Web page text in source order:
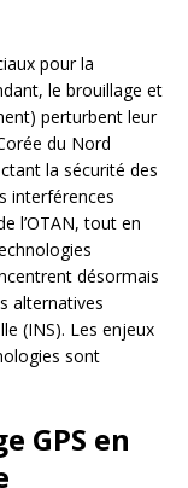
pour la
le brouillage et
perturbent leur
du Nord
la sécurité des
interférences
l’OTAN, tout en
désormais
alternatives
(INS). Les enjeux
sont
GPS en